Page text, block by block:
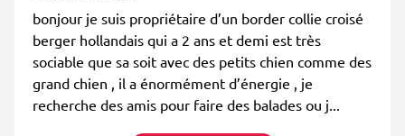
bonjour je suis propriétaire d’un border collie croisé
berger hollandais qui a 2 ans et demi est très
sociable que sa soit avec des petits chien comme des
grand chien , il a énormément d’énergie , je
recherche des amis pour faire des balades ou j...